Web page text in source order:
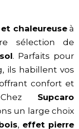
chaleureuseà
sélection de
. Parfaits pour
ils habillent vos
confort et
Supcaro
un large choix
, effet pierre